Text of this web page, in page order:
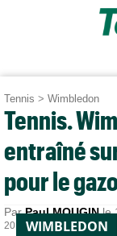
Tennis > Wimbledon
Tennis.
entraîné
pour le
ParPaul MOUGINle
20:40.WIMBLEDON